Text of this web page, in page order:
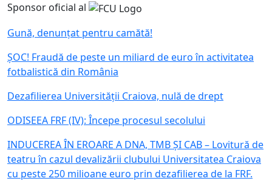
Sponsor oficial al
Gună, denunțat pentru camătă!
ȘOC! Fraudă de peste un miliard de euro în activitatea
fotbalistică din România
Dezafilierea Universității Craiova, nulă de drept
ODISEEA FRF (IV): Începe procesul secolului
INDUCEREA ÎN EROARE A DNA, TMB ȘI CAB – Lovitură de
teatru în cazul devalizării clubului Universitatea Craiova
cu peste 250 milioane euro prin dezafilierea de la FRF.